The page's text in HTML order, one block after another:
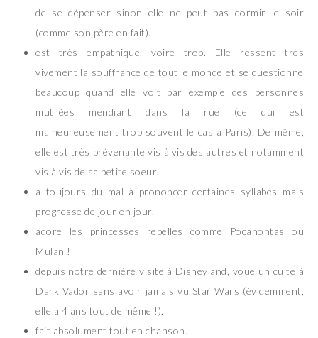
de se dépenser sinon elle ne peut pas dormir le soir
(comme son père en fait).
est très empathique, voire trop. Elle ressent très
vivement la souffrance de tout le monde et se questionne
beaucoup quand elle voit par exemple des personnes
mutilées mendiant dans la rue (ce qui est
malheureusement trop souvent le cas à Paris). De même,
elle est très prévenante vis à vis des autres et notamment
vis à vis de sa petite soeur.
a toujours du mal à prononcer certaines syllabes mais
progresse de jour en jour.
adore les princesses rebelles comme Pocahontas ou
Mulan !
depuis notre dernière visite à Disneyland, voue un culte à
Dark Vador sans avoir jamais vu Star Wars (évidemment,
elle a 4 ans tout de même !).
fait absolument tout en chanson.